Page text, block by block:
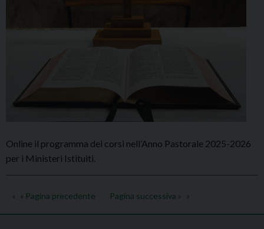
Online il programma dei corsi nell’Anno Pastorale 2025-2026
per i Ministeri Istituiti.
« Pagina precedente Pagina successiva »